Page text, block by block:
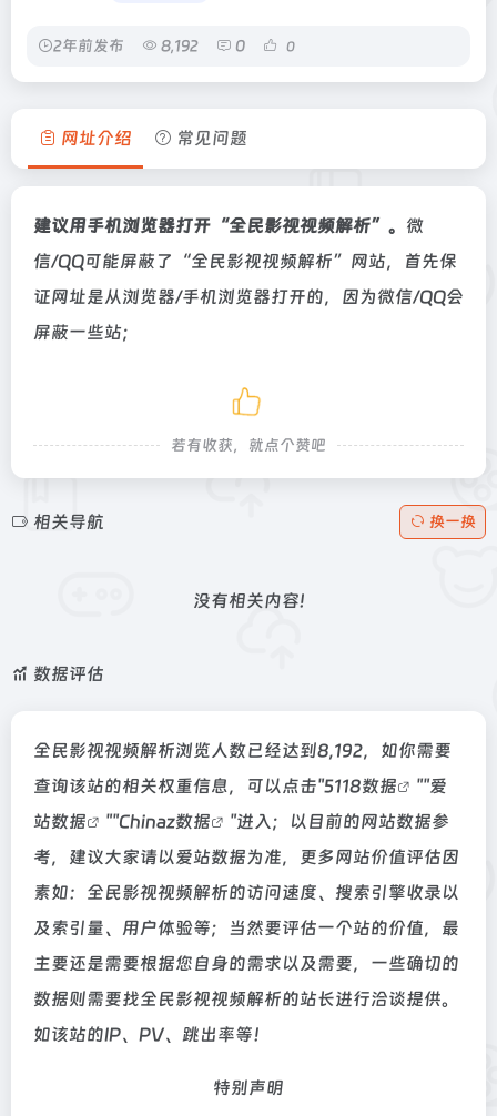
2年前发布 8,192 0 0
网址介绍 常见问题
建议用手机浏览器打开“全民影视视频解析”。 微
信/QQ可能屏蔽了“全民影视视频解析”网站，首先保
证网址是从浏览器/手机浏览器打开的，因为微信/QQ会
屏蔽一些站；
若有收获，就点个赞吧
相关导航 换一换
没有相关内容!
数据评估
全民影视视频解析浏览人数已经达到8,192，如你需要
查询该站的相关权重信息，可以点击"5118数据 ""爱
站数据
""Chinaz数据
"进入；以目前的网站数据参
考，建议大家请以爱站数据为准，更多网站价值评估因
素如：全民影视视频解析的访问速度、搜索引擎收录以
及索引量、用户体验等；当然要评估一个站的价值，最
主要还是需要根据您自身的需求以及需要，一些确切的
数据则需要找全民影视视频解析的站长进行洽谈提供。
如该站的IP、PV、跳出率等！
特别声明